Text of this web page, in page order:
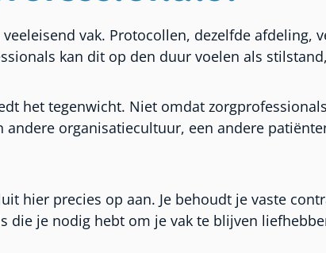
veeleisend vak. Protocollen, dezelfde
kan dit op den duur voelen als
het tegenwicht. Niet omdat
andere organisatiecultuur, een andere
hier precies op aan. Je behoudt je vaste
die je nodig hebt om je vak te blijven